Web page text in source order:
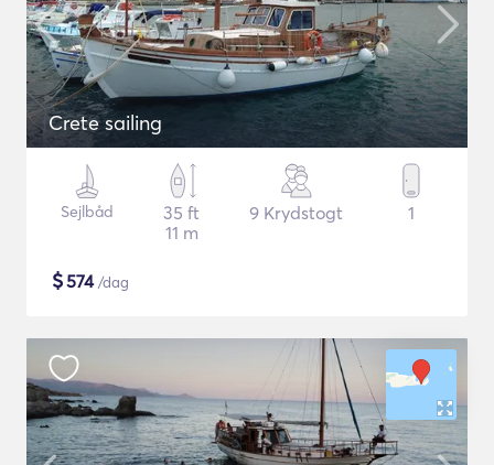
Crete sailing
Sejlbåd
35 ft
11 m
9 Krydstogt 1
$574/dag